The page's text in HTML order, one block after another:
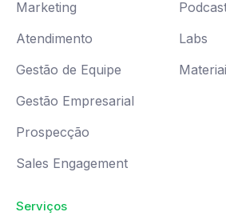
Marketing
Atendimento
Gestão de Equipe
Gestão Empresarial
Prospecção
Sales Engagement
Labs
Serviços